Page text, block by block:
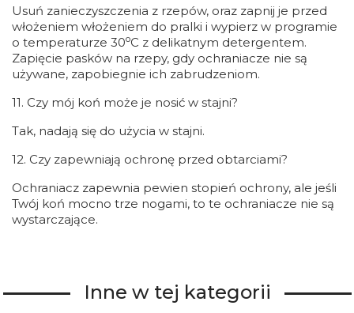
Usuń zanieczyszczenia z rzepów, oraz zapnij je przed
włożeniem włożeniem do pralki i wypierz w programie
o temperaturze 30oC z delikatnym detergentem.
Zapięcie pasków na rzepy, gdy ochraniacze nie są
używane, zapobiegnie ich zabrudzeniom.
11. Czy mój koń może je nosić w stajni?
Tak, nadają się do użycia w stajni.
12. Czy zapewniają ochronę przed obtarciami?
Ochraniacz zapewnia pewien stopień ochrony, ale jeśli
Twój koń mocno trze nogami, to te ochraniacze nie są
wystarczające.
Inne w tej kategorii